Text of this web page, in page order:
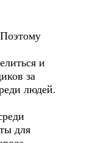
Поэтому
и
за
людей.
для